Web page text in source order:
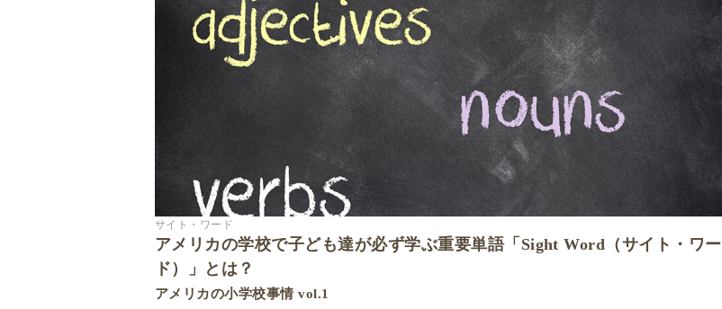
サイト・ワード
アメリカの学校で子ども達が必ず学ぶ重要単語「Sight Word（サイト・ワー
ド）」とは？
アメリカの小学校事情 vol.1